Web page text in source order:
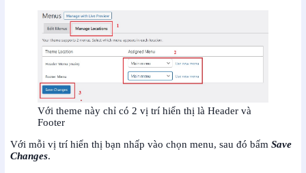
Với theme này chỉ có 2 vị trí hiển thị là Header và
Footer
Với mỗi vị trí hiển thị bạn nhấp vào chọn menu, sau đó bấm Save
Changes.